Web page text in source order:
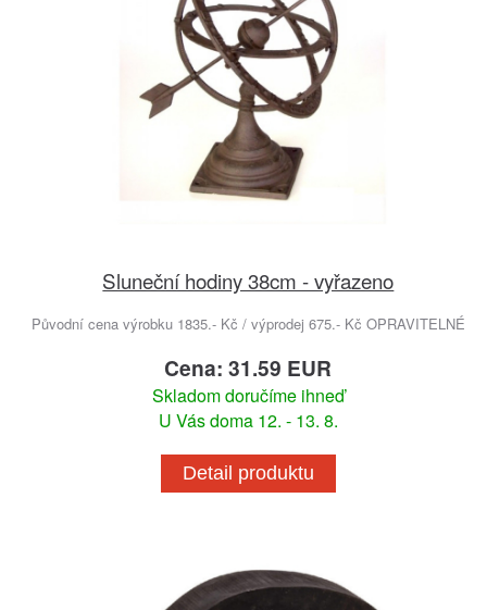
Sluneční hodiny 38cm - vyřazeno
Původní cena výrobku 1835.- Kč / výprodej 675.- Kč OPRAVITELNÉ
Cena: 31.59 EUR
Skladom doručíme ihneď
U Vás doma 12. - 13. 8.
Detail produktu